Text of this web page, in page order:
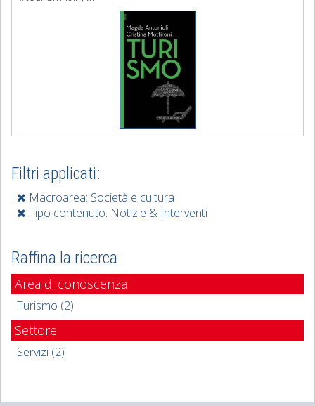
Filtri applicati:
Macroarea: Società e cultura
Tipo contenuto: Notizie & Interventi
Raffina la ricerca
Area di conoscenza
Turismo (2)
Settore
Servizi (2)